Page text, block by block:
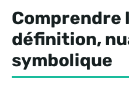
Comprendre
définition,
symbolique